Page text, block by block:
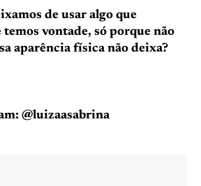
de usar algo que
temos vontade, só porque não
aparência física não deixa?
@luizaasabrina